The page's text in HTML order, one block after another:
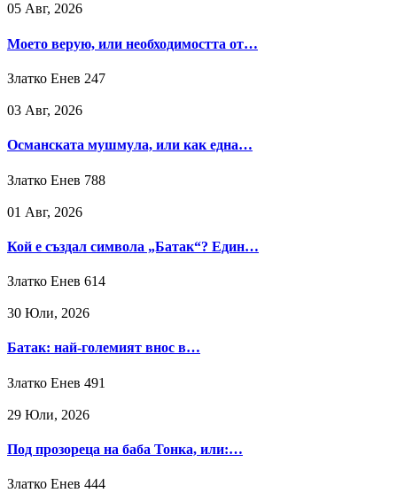
05 Авг, 2026
Моето верую, или необходимостта от…
Златко Енев 247
03 Авг, 2026
Османската мушмула, или как една…
Златко Енев 788
01 Авг, 2026
Кой е създал символа „Батак“? Един…
Златко Енев 614
30 Юли, 2026
Батак: най-големият внос в…
Златко Енев 491
29 Юли, 2026
Под прозореца на баба Тонка, или:…
Златко Енев 444